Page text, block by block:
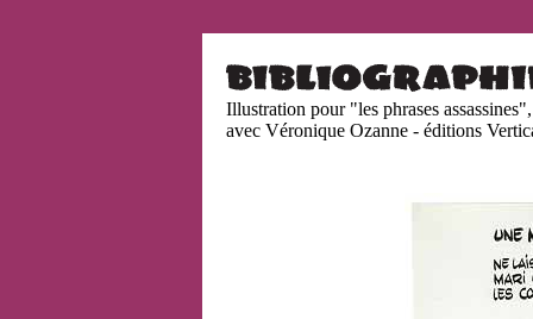
Illustration pour "les phrases assassines",
avec Véronique Ozanne - éditions